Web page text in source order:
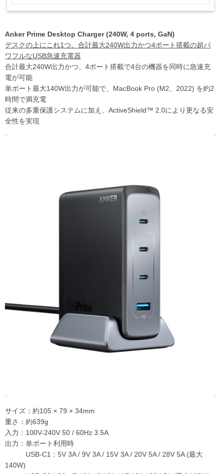
Anker Prime Desktop Charger (240W, 4 ports, GaN)
デスクの上にこれ1つ。合計最大240W出力かつ4ポート搭載の超パ
ワフルなUSB急速充電器
合計最大240W出力かつ、4ポート搭載で4台の機器を同時に急速充
電が可能
単ポート最大140W出力が可能で、MacBook Pro (M2、2022) を約2
時間で満充電
従来の多重保護システムに加え、ActiveShield™ 2.0により更なる安
全性を実現
サイズ：約105 × 79 × 34mm
重さ：約639g
入力：100V-240V 50 / 60Hz 3.5A
出力：単ポート利用時
USB-C1：5V 3A / 9V 3A / 15V 3A / 20V 5A / 28V 5A (最大
140W)